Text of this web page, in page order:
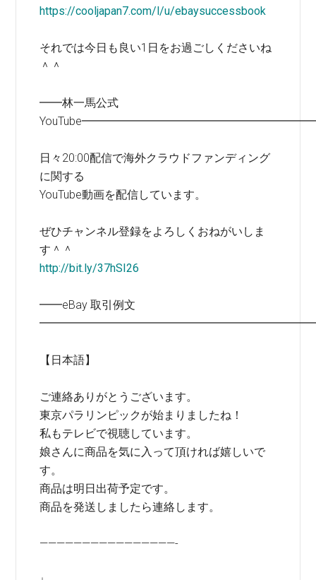
https://cooljapan7.com/l/u/ebaysuccessbook
それでは今日も良い1日をお過ごしくださいね
＾＾
━━林一馬公式
日々20:00配信で海外クラウドファンディング
に関する
YouTube動画を配信しています。
ぜひチャンネル登録をよろしくおねがいしま
す＾＾
http://bit.ly/37hSI26
━━eBay 取引例文
【日本語】
ご連絡ありがとうございます。
東京パラリンピックが始まりましたね！
私もテレビで視聴しています。
娘さんに商品を気に入って頂ければ嬉しいで
す。
商品は明日出荷予定です。
商品を発送しましたら連絡します。
————————————————-